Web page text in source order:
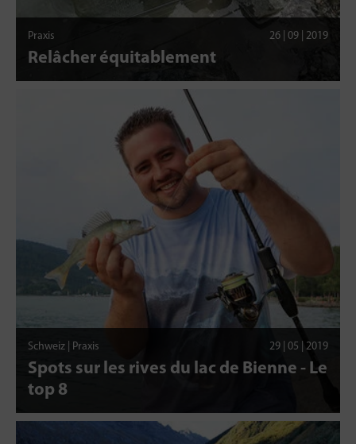
Praxis 26 | 09 | 2019
Relâcher équitablement
Schweiz | Praxis 29 | 05 | 2019
Spots sur les rives du lac de Bienne - Le
top 8